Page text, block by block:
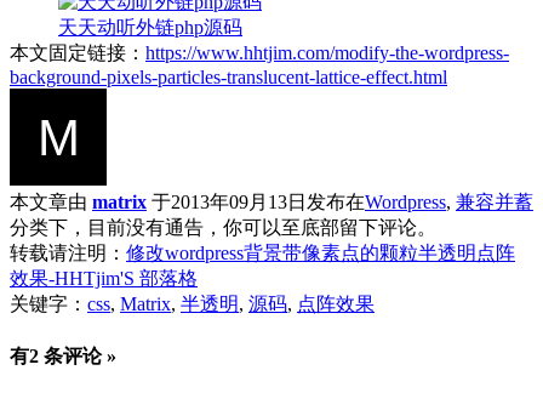
天天动听外链php源码
本文固定链接： https://www.hhtjim.com/modify-the-wordpress-
background-pixels-particles-translucent-lattice-effect.html
本文章由 matrix 于2013年09月13日发布在Wordpress, 兼容并蓄
分类下，目前没有通告，你可以至底部留下评论。
转载请注明： 修改wordpress背景带像素点的颗粒半透明点阵
效果-HHTjim'S 部落格
关键字： css, Matrix, 半透明, 源码, 点阵效果
有2 条评论 »